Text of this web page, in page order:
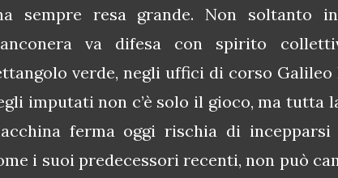
sempre resa grande. Non soltanto
va difesa con spirito
verde, negli uffici di corso Galileo
imputati non c’è solo il gioco, ma tutta
ferma oggi rischia di incepparsi
i suoi predecessori recenti, non può